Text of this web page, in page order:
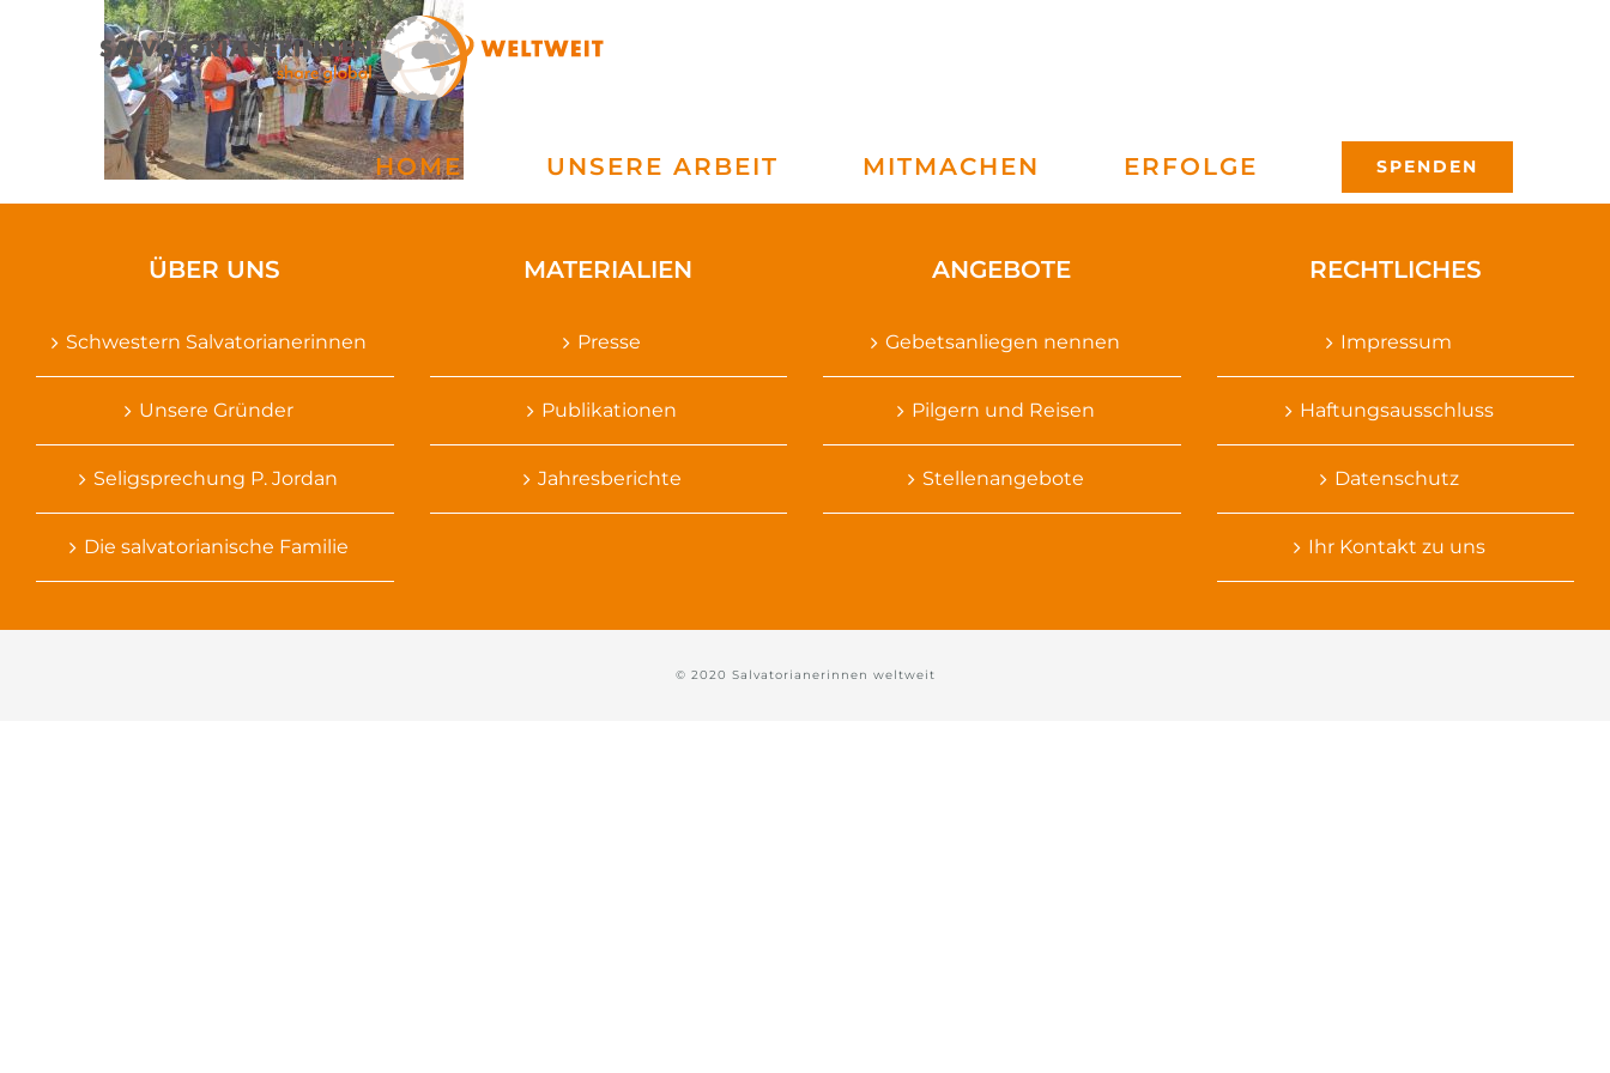
HOME UNSERE ARBEIT MITMACHEN ERFOLGE SPENDEN
ÜBER UNS
Schwestern Salvatorianerinnen
Unsere Gründer
Seligsprechung P. Jordan
Die salvatorianische Familie
MATERIALIEN
Presse
Publikationen
Jahresberichte
ANGEBOTE
Gebetsanliegen nennen
Pilgern und Reisen
Stellenangebote
RECHTLICHES
Impressum
Haftungsausschluss
Datenschutz
Ihr Kontakt zu uns
© 2020 Salvatorianerinnen weltweit